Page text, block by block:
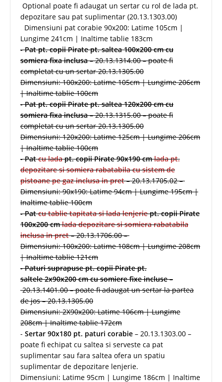
Optional poate fi adaugat un sertar cu rol de lada pt.
depozitare sau pat suplimentar (20.13.1303.00)
Dimensiuni pat corabie 90x200: Latime 105cm |
Lungime 241cm | Inaltime tablie 183cm
-Pat pt. copii Pirate pt. saltea 100x200 cm cu
somiera fixa inclusa– 20.13.1314.00 – poate fi
completat cu un sertar 20.13.1305.00
Dimensiuni: 100x200: Latime 105cm | Lungime 206cm
| Inaltime tablie 100cm
-Pat pt. copii Pirate pt. saltea 120x200 cm cu
somiera fixa inclusa– 20.13.1315.00 – poate fi
completat cu un sertar 20.13.1305.00
Dimensiuni: 120x200: Latime 125cm | Lungime 206cm
| Inaltime tablie 100cm
-Patcu ladapt. copii Pirate 90x190 cmlada pt.
depozitare si somiera rabatabila cu sistem de
pistoane pe gaz inclusa in pret– 20.13.1705.02 –
Dimensiuni: 90x190: Latime 94cm | Lungime 195cm |
Inaltime tablie 100cm
-Patcu tablie tapitata si lada lenjeriept. copii Pirate
100x200 cmlada depozitare si somiera rabatabila
inclusa in pret– 20.13.1706.00 –
Dimensiuni: 100x200: Latime 108cm | Lungime 208cm
| Inaltime tablie 121cm
-Paturi suprapuse pt. copii Pirate pt.
saltele 2x90x200 cm cu somiere fixe incluse–
20.13.1401.00 – poate fi adaugat un sertar la partea
de jos – 20.13.1305.00
Dimensiuni: 2X90x200: Latime 106cm | Lungime
208cm | Inaltime tablie 172cm
- Sertar 90x180 pt. paturi corabie – 20.13.1303.00 –
poate fi echipat cu saltea si serveste ca pat
suplimentar sau fara saltea ofera un spatiu
suplimentar de depozitare lenjerie.
Dimensiuni: Latime 95cm | Lungime 186cm | Inaltime